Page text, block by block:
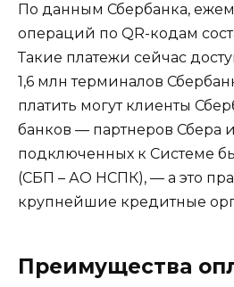
По данным Сбербанка,
операций по QR-кодам
Такие платежи сейчас
1,6 млн терминалов
платить могут клиенты
банков — партнеров Сбера
подключенных к Системе
(СБП – АО НСПК), — а это
крупнейшие кредитные
Преимущества